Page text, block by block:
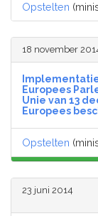
Opstelten
18 november
Europees
Unie van 13
Europees
Opstelten
23 juni 2014